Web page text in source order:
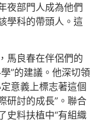
夜部門人成為他們
學科的帶頭人。這
馬良春在伴侶們的
”的建議。他深切領
意義上標志著這個
研討的成長”。聯合
史料扶植中“有組織